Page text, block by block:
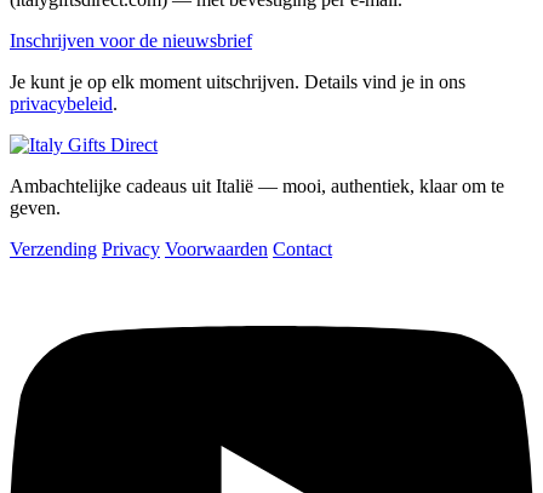
Inschrijven voor de nieuwsbrief
Je kunt je op elk moment uitschrijven. Details vind je in ons
privacybeleid.
Ambachtelijke cadeaus uit Italië — mooi, authentiek, klaar om te
geven.
Verzending Privacy Voorwaarden Contact